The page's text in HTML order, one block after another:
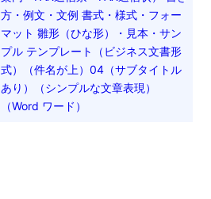
方・例文・文例 書式・様式・フォー
マット 雛形（ひな形）・見本・サン
プル テンプレート（ビジネス文書形
式）（件名が上）04（サブタイトル
あり）（シンプルな文章表現）
（Word ワード）